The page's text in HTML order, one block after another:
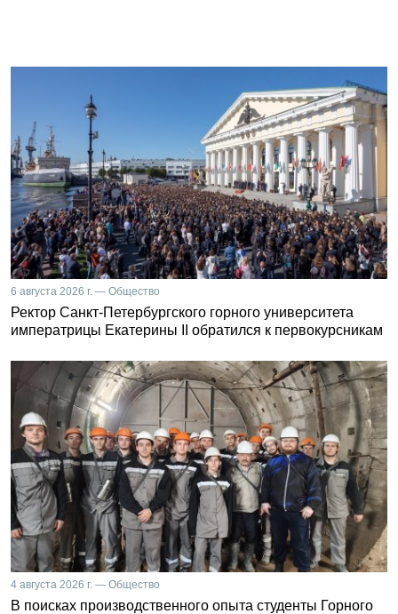
6 августа 2026 г. — Общество
Ректор Санкт-Петербургского горного университета
императрицы Екатерины II обратился к первокурсникам
4 августа 2026 г. — Общество
В поисках производственного опыта студенты Горного